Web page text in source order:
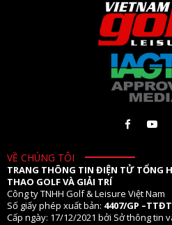
VỀ CHÚNG TÔI
TRANG THÔNG TIN ĐIỆN TỬ TỔNG
THAO GOLF VÀ GIẢI TRÍ
Công ty TNHH Golf & Leisure Việt Nam
Số giấy phép xuất bản: 4407/GP –TTĐT
Cấp ngày: 17/12/2021 bởi Sở thông tin